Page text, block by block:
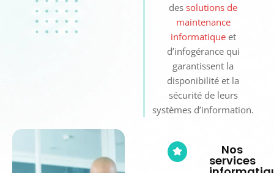
dessolutions de
maintenance
informatiqueet
d’infogérance qui
garantissent la
disponibilité et la
sécurité de leurs
systèmes d’information.
Nos
services